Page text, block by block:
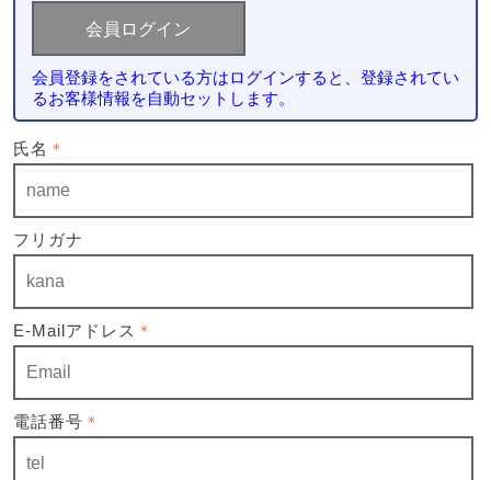
会員登録をされている方はログインすると、登録されてい
るお客様情報を自動セットします。
氏名 ＊
フリガナ
E-Mailアドレス ＊
電話番号 ＊